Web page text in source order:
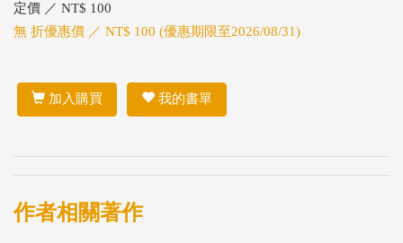
定價 ／ NT$ 100
無 折優惠價 ／ NT$ 100 (優惠期限至2026/08/31)
加入購買 我的書單
作者相關著作